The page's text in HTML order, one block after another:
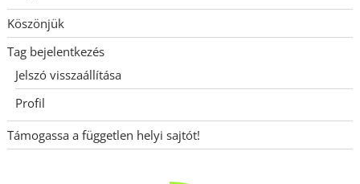
Köszönjük
Tag bejelentkezés
Jelszó visszaállítása
Profil
Támogassa a független helyi sajtót!